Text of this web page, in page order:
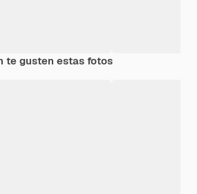
te gusten estas fotos